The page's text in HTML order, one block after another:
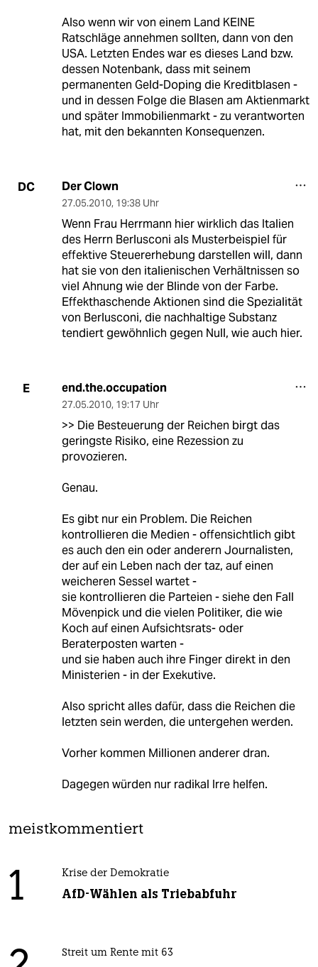
Also wenn wir von einem Land KEINE
Ratschläge annehmen sollten, dann von den
USA. Letzten Endes war es dieses Land bzw.
dessen Notenbank, dass mit seinem
permanenten Geld-Doping die Kreditblasen -
und in dessen Folge die Blasen am Aktienmarkt
und später Immobilienmarkt - zu verantworten
hat, mit den bekannten Konsequenzen.
DC Der Clown
27.05.2010, 19:38 Uhr
Wenn Frau Herrmann hier wirklich das Italien
des Herrn Berlusconi als Musterbeispiel für
effektive Steuererhebung darstellen will, dann
hat sie von den italienischen Verhältnissen so
viel Ahnung wie der Blinde von der Farbe.
Effekthaschende Aktionen sind die Spezialität
von Berlusconi, die nachhaltige Substanz
tendiert gewöhnlich gegen Null, wie auch hier.
E end.the.occupation
27.05.2010, 19:17 Uhr
>> Die Besteuerung der Reichen birgt das
geringste Risiko, eine Rezession zu
provozieren.
Genau.
Es gibt nur ein Problem. Die Reichen
kontrollieren die Medien - offensichtlich gibt
es auch den ein oder anderern Journalisten,
der auf ein Leben nach der taz, auf einen
weicheren Sessel wartet -
sie kontrollieren die Parteien - siehe den Fall
Mövenpick und die vielen Politiker, die wie
Koch auf einen Aufsichtsrats- oder
Beraterposten warten -
und sie haben auch ihre Finger direkt in den
Ministerien - in der Exekutive.
Also spricht alles dafür, dass die Reichen die
letzten sein werden, die untergehen werden.
Vorher kommen Millionen anderer dran.
Dagegen würden nur radikal Irre helfen.
meistkommentiert
1 Krise der Demokratie
AfD-Wählen als Triebabfuhr
Streit um Rente mit 63